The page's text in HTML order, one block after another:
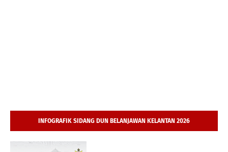
INFOGRAFIK SIDANG DUN BELANJAWAN KELANTAN 2026